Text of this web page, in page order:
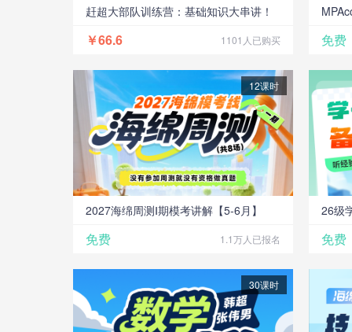
赶超大部队训练营：基础知识大串讲！
￥66.6 1101人已购买 免费
12课时
2027海绵周测Ⅰ期模考讲解【5-6月】
免费 1.1万人已报名
26级
免费
30课时